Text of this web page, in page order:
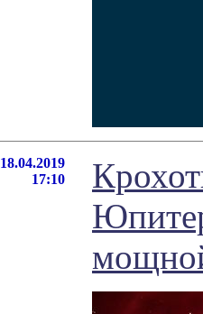
18.04.2019
17:10